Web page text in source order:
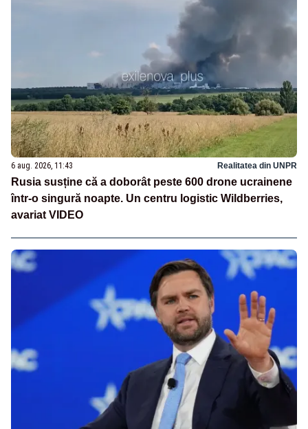
6 aug. 2026, 11:43 Realitatea din UNPR
Rusia susține că a doborât peste 600 drone ucrainene
într-o singură noapte. Un centru logistic Wildberries,
avariat VIDEO